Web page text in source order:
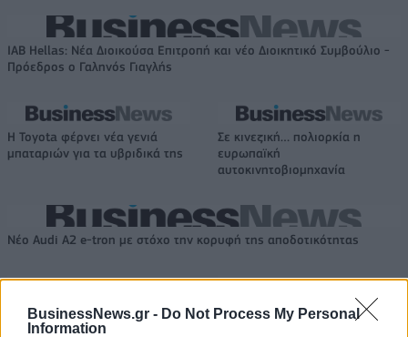
BusinessNews.gr - Do Not Process My Personal
Information
IAB Hellas: Νέα Διοικούσα Επιτροπή και νέο Διοικητικό Συμβούλιο -
Πρόεδρος ο Γαληνός Γιαγλής
Η Toyota φέρνει νέα γενιά
μπαταριών για τα υβριδικά της
Σε κινεζική… πολιορκία η
ευρωπαϊκή
αυτοκινητοβιομηχανία
Νέο Audi A2 e-tron με στόχο την κορυφή της αποδοτικότητας
Ευρωπαϊκό Παίδων: Λύγισε
στην παράταση η Ελλάδα, 96-
Γιαννακόπουλος: «Όταν σου
ρίχνουν μια πέτρα, τους